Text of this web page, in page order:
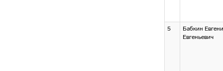
5
Бабкин
Евгеньевич